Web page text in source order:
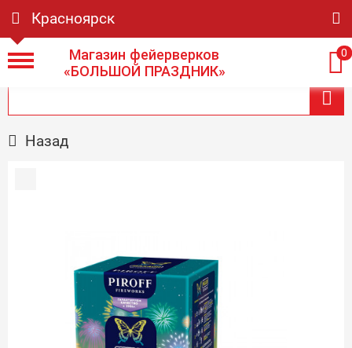
Красноярск
Магазин фейерверков
«БОЛЬШОЙ ПРАЗДНИК»
0
Назад